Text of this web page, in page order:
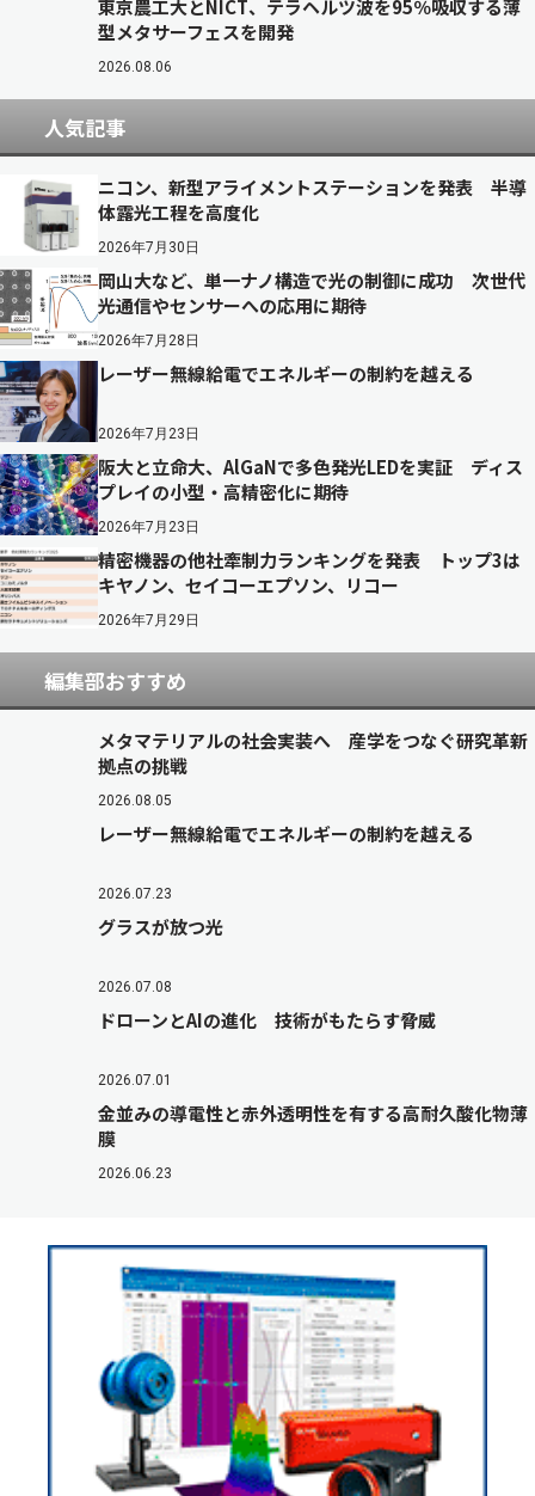
東京農工大とNICT、テラヘルツ波を95％吸収する薄
型メタサーフェスを開発
2026.08.06
人気記事
ニコン、新型アライメントステーションを発表 半導
体露光工程を高度化
2026年7月30日
岡山大など、単一ナノ構造で光の制御に成功 次世代
光通信やセンサーへの応用に期待
2026年7月28日
レーザー無線給電でエネルギーの制約を越える
2026年7月23日
阪大と立命大、AlGaNで多色発光LEDを実証 ディス
プレイの小型・高精密化に期待
2026年7月23日
精密機器の他社牽制力ランキングを発表 トップ3は
キヤノン、セイコーエプソン、リコー
2026年7月29日
編集部おすすめ
メタマテリアルの社会実装へ 産学をつなぐ研究革新
拠点の挑戦
2026.08.05
レーザー無線給電でエネルギーの制約を越える
2026.07.23
グラスが放つ光
2026.07.08
ドローンとAIの進化 技術がもたらす脅威
2026.07.01
金並みの導電性と赤外透明性を有する高耐久酸化物薄
膜
2026.06.23